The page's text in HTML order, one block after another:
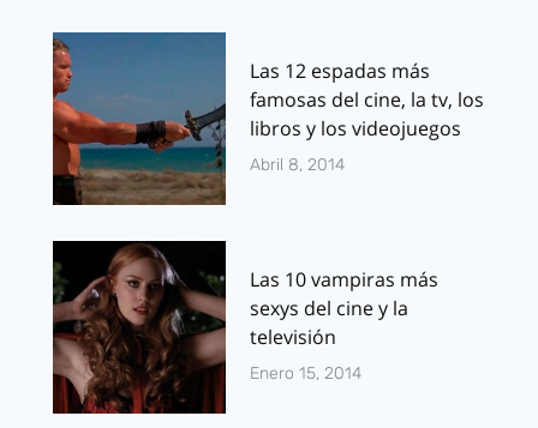
Las 12 espadas más
famosas del cine, la tv, los
libros y los videojuegos
Abril 8, 2014
Las 10 vampiras más
sexys del cine y la
televisión
Enero 15, 2014